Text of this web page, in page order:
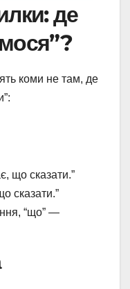
де
коми не там, де
що сказати.”
сказати.”
“що” —